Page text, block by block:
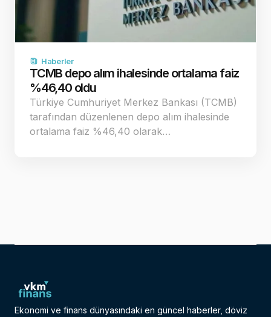
Haberler
TCMB depo alım ihalesinde ortalama faiz
%46,40 oldu
Türkiye Cumhuriyet Merkez Bankası (TCMB)
tarafından düzenlenen depo alım ihalesinde
ortalama faiz %46,40 olarak…
Ekonomi ve finans dünyasındaki en güncel haberler, döviz